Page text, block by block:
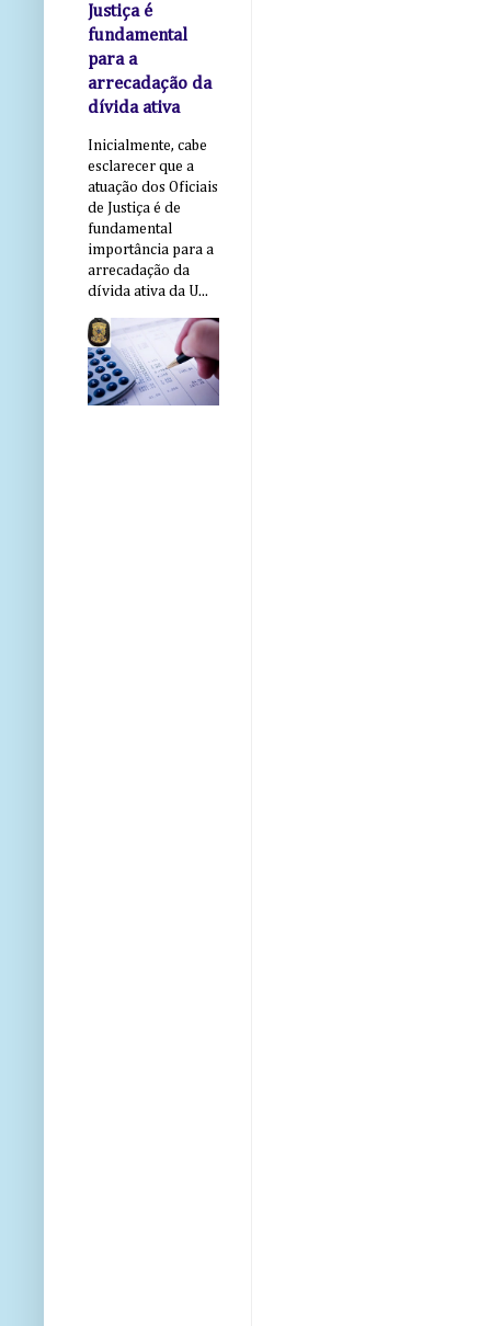
Justiça é
fundamental
para a
arrecadação da
dívida ativa
Inicialmente, cabe
esclarecer que a
atuação dos Oficiais
de Justiça é de
fundamental
importância para a
arrecadação da
dívida ativa da U...